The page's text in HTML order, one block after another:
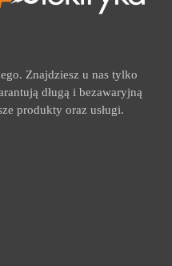
Znajdziesz u nas tylko
długą i bezawaryjną
produkty oraz usługi.